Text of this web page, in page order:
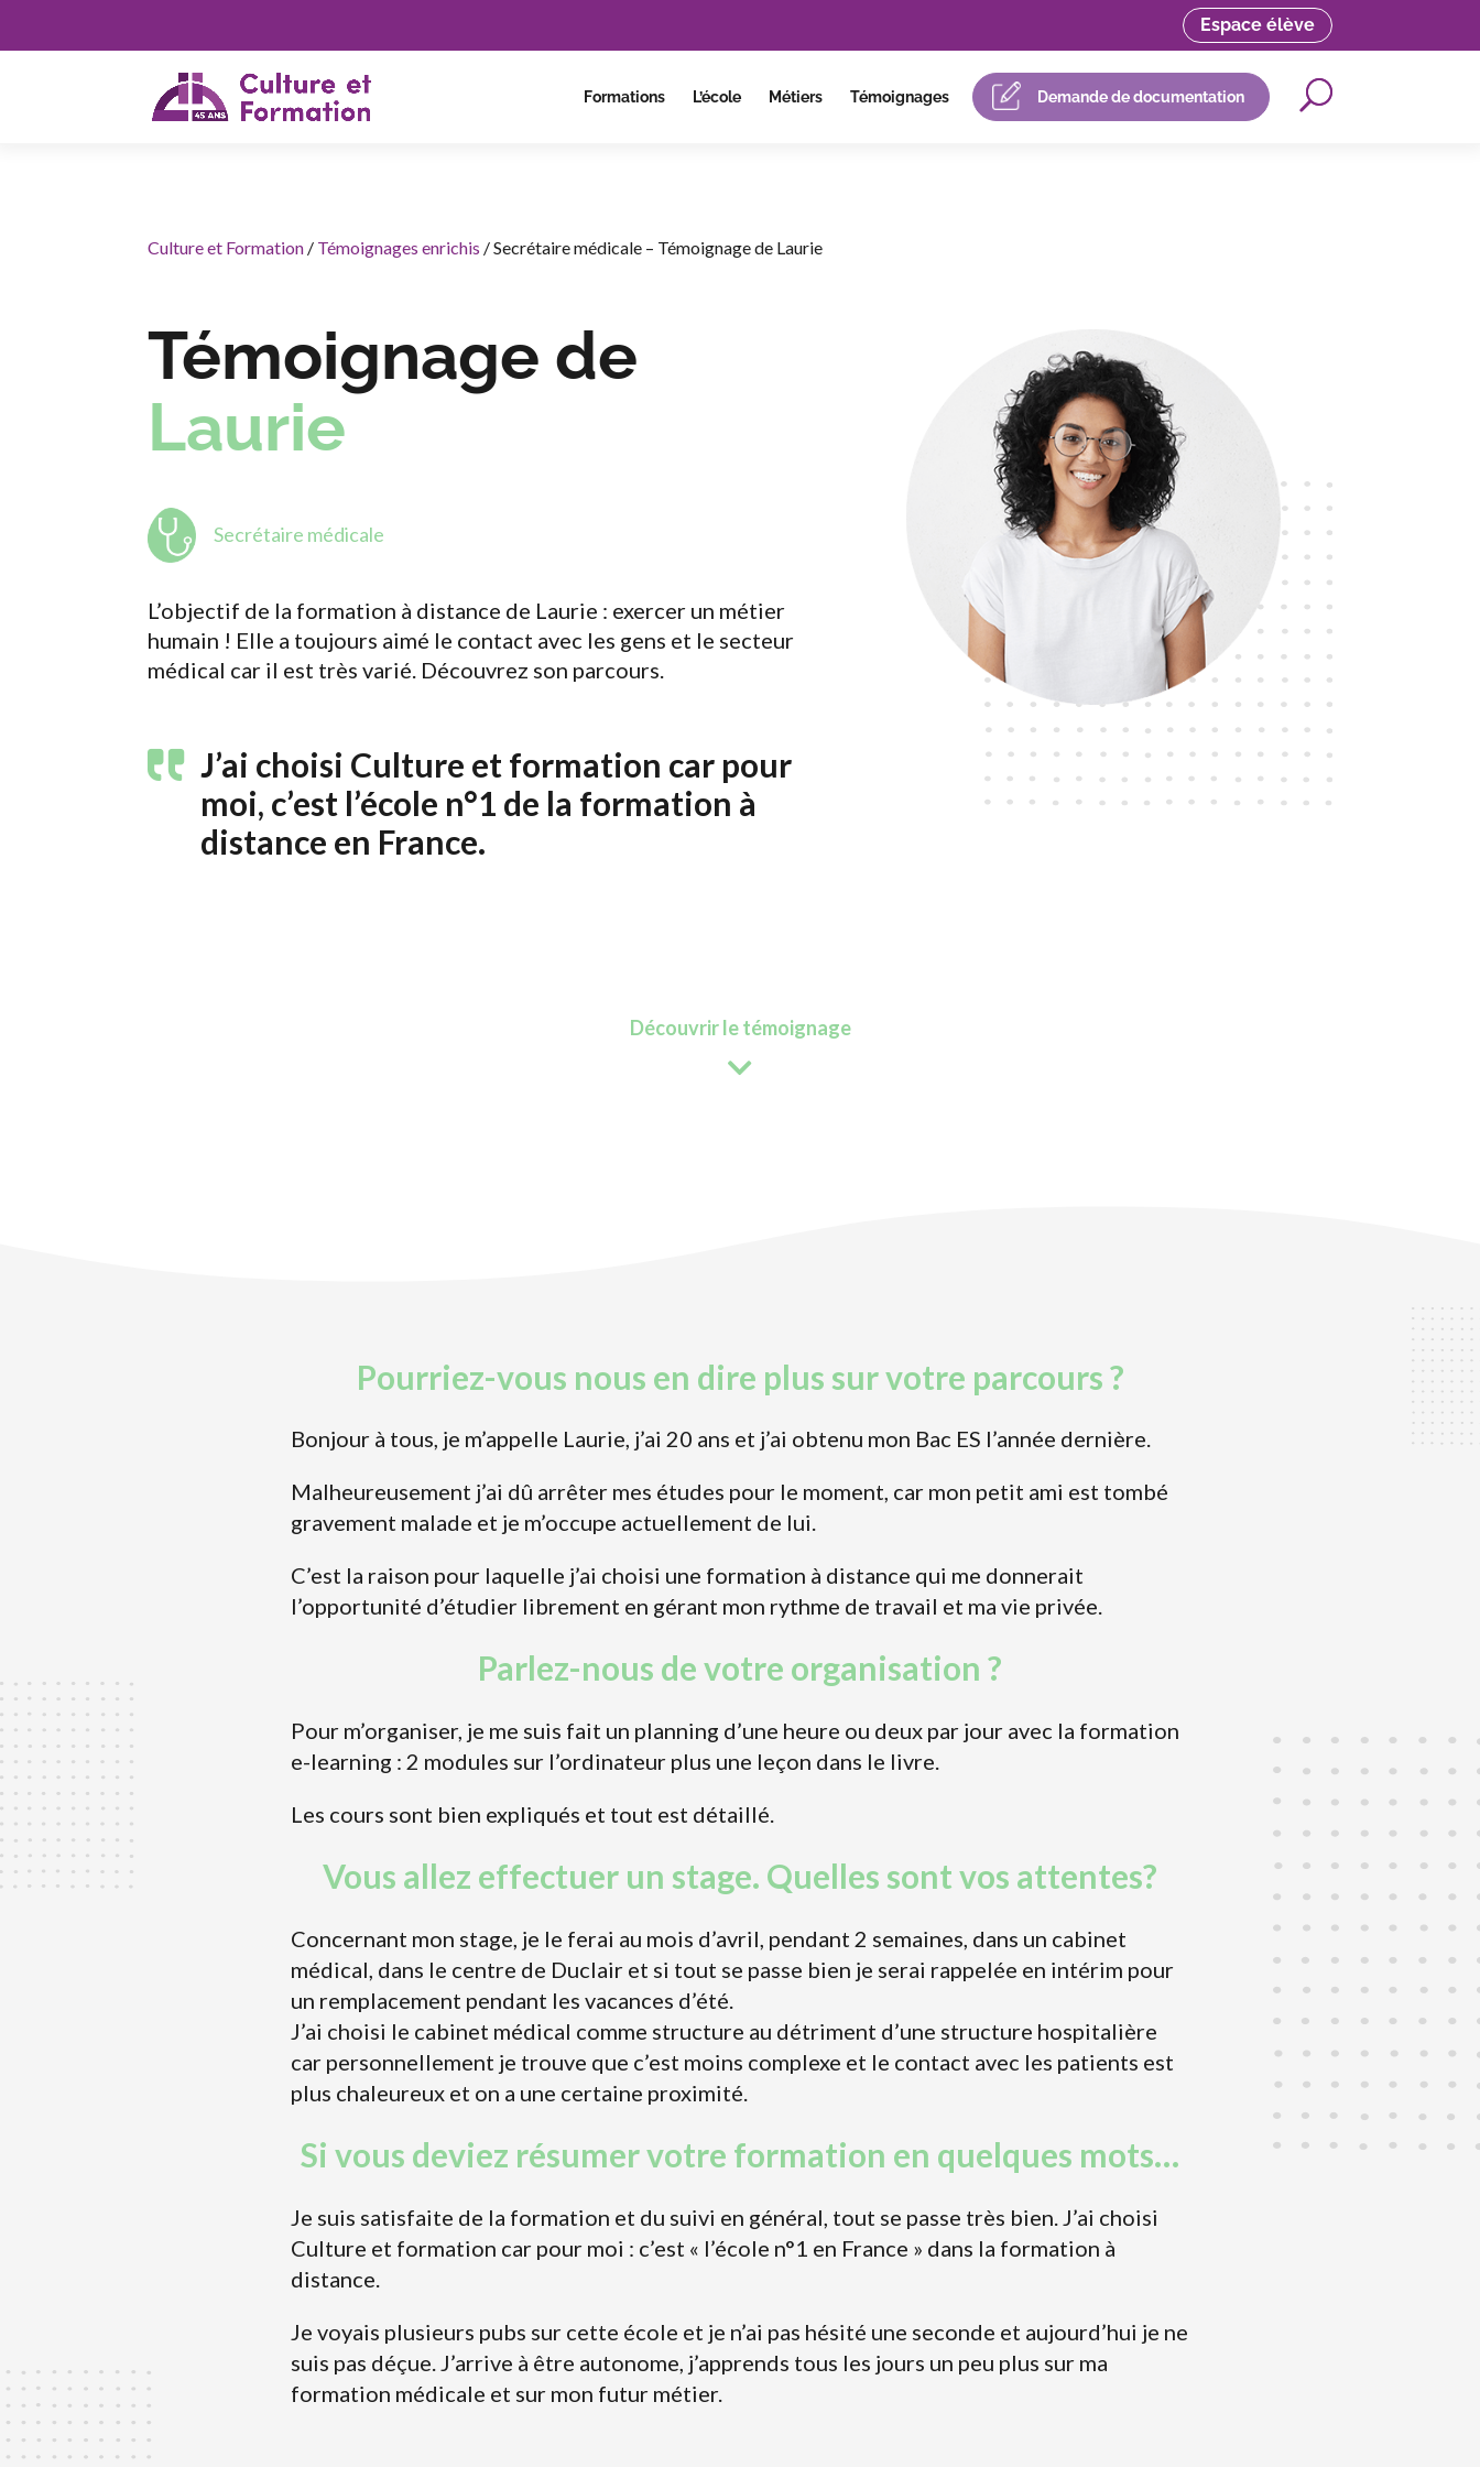
Espace élève
Formations L’école Métiers Témoignages Demande de documentation
Culture et Formation / Témoignages enrichis /Secrétaire médicale – Témoignage de Laurie
Témoignage de
Laurie
Secrétaire médicale
L’objectif de la formation à distance de Laurie : exercer un métier
humain ! Elle a toujours aimé le contact avec les gens et le secteur
médical car il est très varié. Découvrez son parcours.
J’ai choisi Culture et formation car pour
moi, c’est l’école n°1 de la formation à
distance en France.
Découvrir le témoignage
Pourriez-vous nous en dire plus sur votre parcours ?
Bonjour à tous, je m’appelle Laurie, j’ai 20 ans et j’ai obtenu mon Bac ES l’année dernière.
Malheureusement j’ai dû arrêter mes études pour le moment, car mon petit ami est tombé
gravement malade et je m’occupe actuellement de lui.
C’est la raison pour laquelle j’ai choisi une formation à distance qui me donnerait
l’opportunité d’étudier librement en gérant mon rythme de travail et ma vie privée.
Parlez-nous de votre organisation ?
Pour m’organiser, je me suis fait un planning d’une heure ou deux par jour avec la formation
e-learning : 2 modules sur l’ordinateur plus une leçon dans le livre.
Les cours sont bien expliqués et tout est détaillé.
Vous allez effectuer un stage. Quelles sont vos attentes?
Concernant mon stage, je le ferai au mois d’avril, pendant 2 semaines, dans un cabinet
médical, dans le centre de Duclair et si tout se passe bien je serai rappelée en intérim pour
un remplacement pendant les vacances d’été.
J’ai choisi le cabinet médical comme structure au détriment d’une structure hospitalière
car personnellement je trouve que c’est moins complexe et le contact avec les patients est
plus chaleureux et on a une certaine proximité.
Si vous deviez résumer votre formation en quelques mots…
Je suis satisfaite de la formation et du suivi en général, tout se passe très bien. J’ai choisi
Culture et formation car pour moi : c’est « l’école n°1 en France » dans la formation à
distance.
Je voyais plusieurs pubs sur cette école et je n’ai pas hésité une seconde et aujourd’hui je ne
suis pas déçue. J’arrive à être autonome, j’apprends tous les jours un peu plus sur ma
formation médicale et sur mon futur métier.